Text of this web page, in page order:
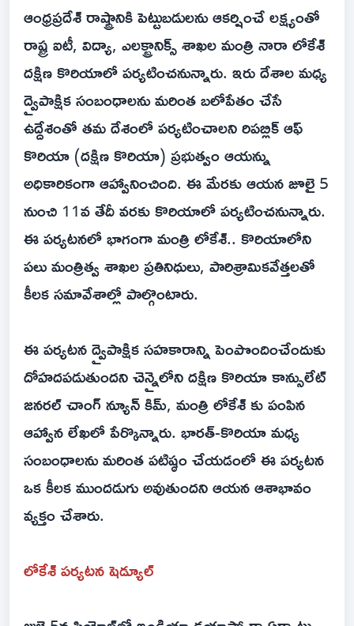
ఆంధ్రప్రదేశ్ రాష్ట్రానికి పెట్టుబడులను ఆకర్షించే లక్ష్యంతో
రాష్ట్ర ఐటీ, విద్యా, ఎలక్ట్రానిక్స్ శాఖల మంత్రి నారా లోకేశ్
దక్షిణ కొరియాలో పర్యటించనున్నారు. ఇరు దేశాల మధ్య
ద్వైపాక్షిక సంబంధాలను మరింత బలోపేతం చేసే
ఉద్దేశంతో తమ దేశంలో పర్యటించాలని రిపబ్లిక్ ఆఫ్
కొరియా (దక్షిణ కొరియా) ప్రభుత్వం ఆయన్ను
అధికారికంగా ఆహ్వానించింది. ఈ మేరకు ఆయన జూలై 5
నుంచి 11వ తేదీ వరకు కొరియాలో పర్యటించనున్నారు.
ఈ పర్యటనలో భాగంగా మంత్రి లోకేశ్.. కొరియాలోని
పలు మంత్రిత్వ శాఖల ప్రతినిధులు, పారిశ్రామికవేత్తలతో
కీలక సమావేశాల్లో పాల్గొంటారు.
ఈ పర్యటన ద్వైపాక్షిక సహకారాన్ని పెంపొందించేందుకు
దోహదపడుతుందని చెన్నైలోని దక్షిణ కొరియా కాన్సులేట్
జనరల్ చాంగ్ న్యూన్ కిమ్, మంత్రి లోకేశ్ కు పంపిన
ఆహ్వాన లేఖలో పేర్కొన్నారు. భారత్-కొరియా మధ్య
సంబంధాలను మరింత పటిష్ఠం చేయడంలో ఈ పర్యటన
ఒక కీలక ముందడుగు అవుతుందని ఆయన ఆశాభావం
వ్యక్తం చేశారు.
లోకేశ్ పర్యటన షెడ్యూల్